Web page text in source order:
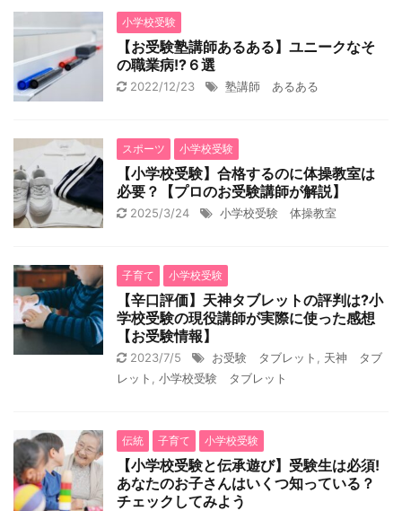
小学校受験
【お受験塾講師あるある】ユニークなそ
の職業病!?６選
2022/12/23 塾講師 あるある
スポーツ 小学校受験
【小学校受験】合格するのに体操教室は
必要？【プロのお受験講師が解説】
2025/3/24 小学校受験 体操教室
子育て 小学校受験
【辛口評価】天神タブレットの評判は?小
学校受験の現役講師が実際に使った感想
【お受験情報】
2023/7/5 お受験 タブレット
天神 タブ
レット
小学校受験 タブレット
伝統 子育て 小学校受験
【小学校受験と伝承遊び】受験生は必須!
あなたのお子さんはいくつ知っている？
チェックしてみよう